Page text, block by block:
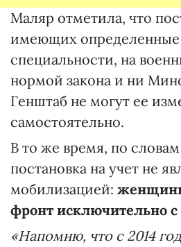
Маляр отметила, что
имеющих определенные
специальности, на
нормой закона и ни
Генштаб не могут ее
самостоятельно.
В то же время, по
постановка на учет не
мобилизацией:
фронт исключительно с
«Напомню, что с 2014